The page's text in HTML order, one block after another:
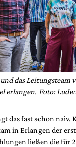
das Leitungsteam
erlangen. Foto:
das fast schon naiv.
in Erlangen der
ließen die für